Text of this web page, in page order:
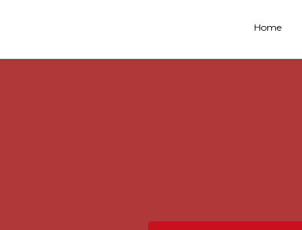
Home